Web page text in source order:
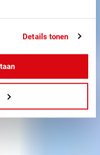
Details tonen